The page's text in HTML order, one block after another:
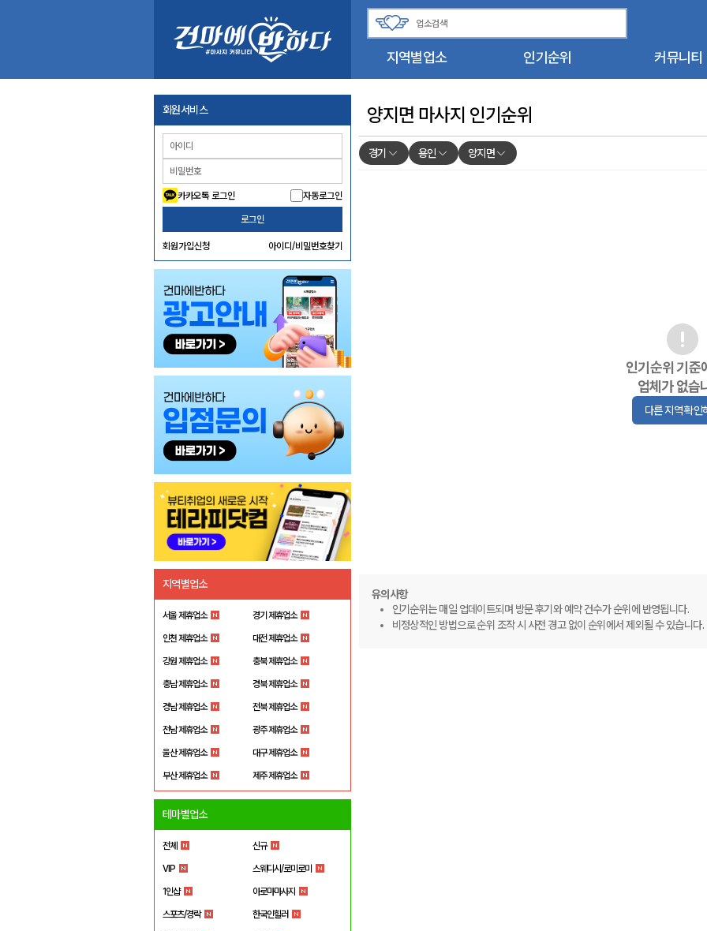
지역별업소 인기순위 커뮤니티
회원서비스
카카오톡 로그인 자동로그인
로그인
회원가입신청 아이디/비밀번호찾기
지역별업소
서울 제휴업소 경기 제휴업소
인천 제휴업소 대전 제휴업소
강원 제휴업소 충북 제휴업소
충남 제휴업소 경북 제휴업소
경남 제휴업소 전북 제휴업소
전남 제휴업소 광주 제휴업소
울산 제휴업소 대구 제휴업소
부산 제휴업소 제주 제휴업소
테마별업소
전체 신규
VIP 스웨디시/로미로미
1인샵 아로마마사지
스포츠/경락 한국인힐러
양지면 마사지 인기순위
경기 용인 양지면
인기순위 기준
업체가 없습
다른 지역 확인
유의사항
인기순위는 매일 업데이트되며 방문 후기와 예약 건수가 순위에 반영됩니다.
비정상적인 방법으로 순위 조작 시 사전 경고 없이 순위에서 제외될 수 있습니다.